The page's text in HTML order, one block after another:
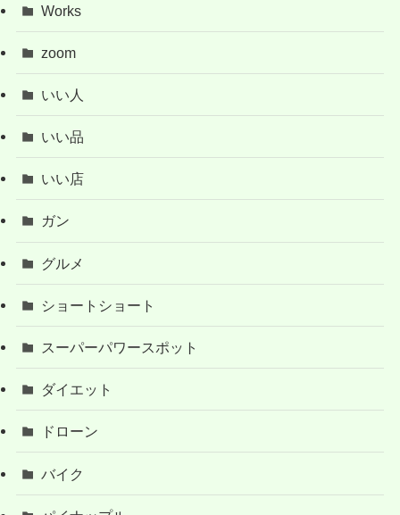
Works
zoom
いい人
いい品
いい店
ガン
グルメ
ショートショート
スーパーパワースポット
ダイエット
ドローン
バイク